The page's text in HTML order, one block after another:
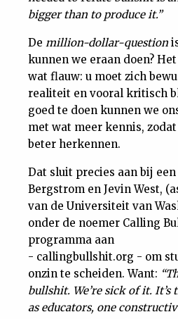
bigger than to produce it.”
De million-dollar-question
kunnen we eraan doen?
wat flauw: u moet zich
realiteit en vooral kritisch
goed te doen kunnen we
met wat meer kennis,
beter herkennen.
Dat sluit precies aan bij
Bergstrom en Jevin West,
van de Universiteit van
onder de noemer Calling
programma aan
- callingbullshit.org - om
onzin te scheiden. Want:
bullshit. We’re sick of it.
as educators, one